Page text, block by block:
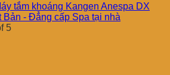
tắm khoáng Kangen Anespa DX
Bản - Đẳng cấp Spa tại nhà
5